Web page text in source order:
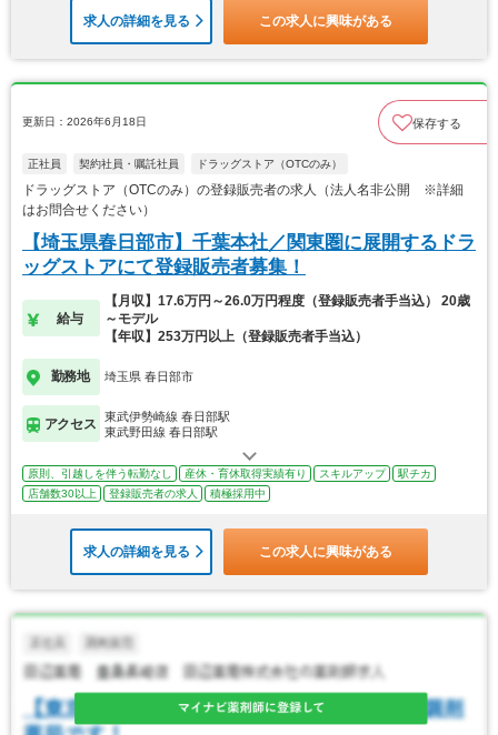
求人の詳細を見る この求人に興味がある
更新日：2026年6月18日 保存する
正社員 契約社員・嘱託社員 ドラッグストア（OTCのみ）
ドラッグストア（OTCのみ）の登録販売者の求人（法人名非公開 ※詳細
はお問合せください）
【埼玉県春日部市】千葉本社／関東圏に展開するドラ
ッグストアにて登録販売者募集！
給与
【月収】17.6万円～26.0万円程度（登録販売者手当込） 20歳
～モデル
【年収】253万円以上（登録販売者手当込）
勤務地 埼玉県 春日部市
アクセス
東武伊勢崎線 春日部駅
東武野田線 春日部駅
原則、引越しを伴う転勤なし 産休・育休取得実績有り スキルアップ
駅チカ
店舗数30以上
登録販売者の求人 積極採用中
求人の詳細を見る この求人に興味がある